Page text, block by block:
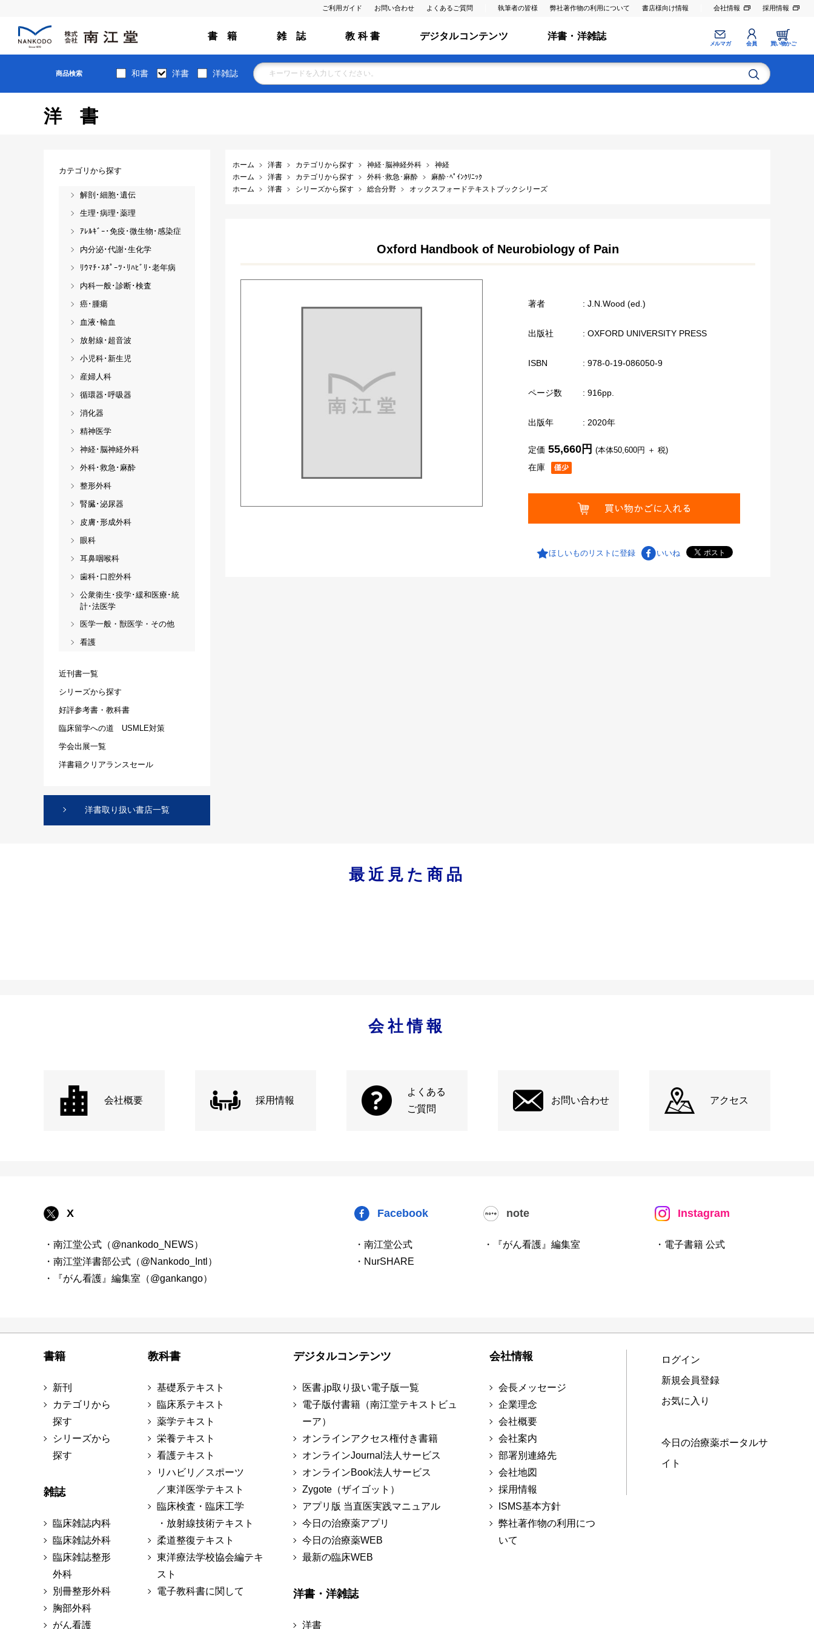
ご利用ガイド お問い合わせ よくあるご質問 執筆者の皆様 弊社著作物の利用について 書店様向け情報 会社情報 採用情報
書 籍 雑 誌 教 科 書 デジタルコンテンツ 洋書・洋雑誌
メルマガ 会員 買い物かご
商品検索 和書 洋書 洋雑誌
洋書
ホーム 洋書 カテゴリから探す 神経･脳神経外科
神経
ホーム
洋書 カテゴリから探す 外科･救急･麻酔
麻酔･ﾍﾟｲﾝｸﾘﾆｯｸ
ホーム
洋書 シリーズから探す 総合分野 オックスフォードテキストブックシリーズ
Oxford Handbook of Neurobiology of Pain
著者 : J.N.Wood (ed.)
出版社 : OXFORD UNIVERSITY PRESS
ISBN : 978-0-19-086050-9
ページ数 : 916pp.
出版年 : 2020年
在庫
定価 55,660円 (本体50,600円 ＋ 税)
ほしいものリストに登録 いいね
カテゴリから探す
解剖･細胞･遺伝
生理･病理･薬理
ｱﾚﾙｷﾞｰ･免疫･微生物･感染症
内分泌･代謝･生化学
ﾘｳﾏﾁ･ｽﾎﾟｰﾂ･ﾘﾊﾋﾞﾘ･老年病
内科一般･診断･検査
癌･腫瘍
血液･輸血
放射線･超音波
小児科･新生児
産婦人科
循環器･呼吸器
消化器
精神医学
神経･脳神経外科
外科･救急･麻酔
整形外科
腎臓･泌尿器
皮膚･形成外科
眼科
耳鼻咽喉科
歯科･口腔外科
公衆衛生･疫学･緩和医療･統
計･法医学
医学一般・獣医学・その他
看護
近刊書一覧
シリーズから探す
好評参考書・教科書
臨床留学への道 USMLE対策
学会出展一覧
洋書籍クリアランスセール
洋書取り扱い書店一覧
最近見た商品
会社情報
会社概要 採用情報
よくある
ご質問
お問い合わせ アクセス
X
・南江堂公式（@nankodo_NEWS）
・南江堂洋書部公式（@Nankodo_Intl）
・『がん看護』編集室（@gankango）
Facebook
・南江堂公式
・NurSHARE
note
・『がん看護』編集室
Instagram
・電子書籍 公式
書籍
新刊
カテゴリから
探す
シリーズから
探す
雑誌
臨床雑誌内科
臨床雑誌外科
臨床雑誌整形
外科
別冊整形外科
胸部外科
がん看護
教科書
基礎系テキスト
臨床系テキスト
薬学テキスト
栄養テキスト
看護テキスト
リハビリ／スポーツ
／東洋医学テキスト
臨床検査・臨床工学
・放射線技術テキスト
柔道整復テキスト
東洋療法学校協会編テキ
スト
電子教科書に関して
デジタルコンテンツ
医書.jp取り扱い電子版一覧
電子版付書籍（南江堂テキストビュ
ーア）
オンラインアクセス権付き書籍
オンラインJournal法人サービス
オンラインBook法人サービス
Zygote（ザイゴット）
アプリ版 当直医実践マニュアル
今日の治療薬アプリ
今日の治療薬WEB
最新の臨床WEB
洋書・洋雑誌
洋書
会社情報
会長メッセージ
企業理念
会社概要
会社案内
部署別連絡先
会社地図
採用情報
ISMS基本方針
弊社著作物の利用につ
いて
ログイン
新規会員登録
お気に入り
今日の治療薬ポータルサ
イト